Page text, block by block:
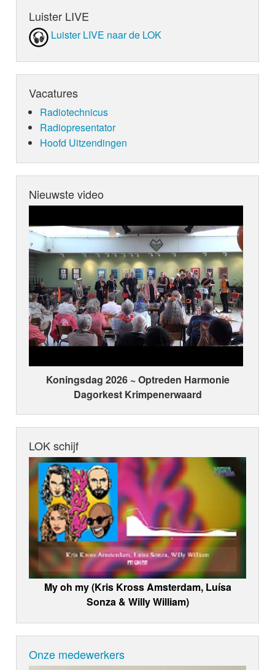
Luister LIVE
Luister LIVE naar de LOK
Vacatures
Radiotechnicus
Radiopresentator
Hoofd Uitzendingen
Nieuwste video
Koningsdag 2026 ~ Optreden Harmonie
Dagorkest Krimpenerwaard
LOK schijf
My oh my (Kris Kross Amsterdam, Luísa
Sonza & Willy William)
Onze medewerkers